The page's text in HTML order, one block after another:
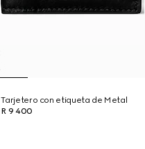
Tarjetero con etiqueta de Metal
R 9 400